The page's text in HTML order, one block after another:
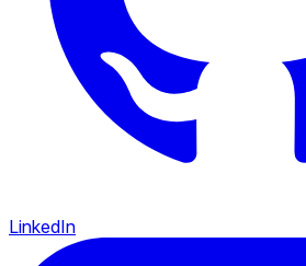
LinkedIn